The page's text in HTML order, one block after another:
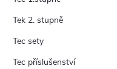
Tek 2. stupně
Tec sety
Tec příslušenství